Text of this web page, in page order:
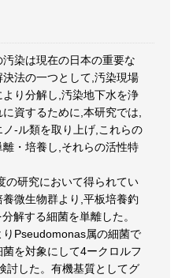
染は現在の日本の重要な
法の一つとして,汚染現場
り分解し,汚染地下水を浄
資するために,本研究では,
-ル類を取り上げ,これらの
・培養し,それらの活性特
の研究において得られてい
微生物群より,平板培養釣
解する細菌を単離した。
Pseudomonas属の細菌で
を対象にして4ークロルフ
討した。有機基質としてグ